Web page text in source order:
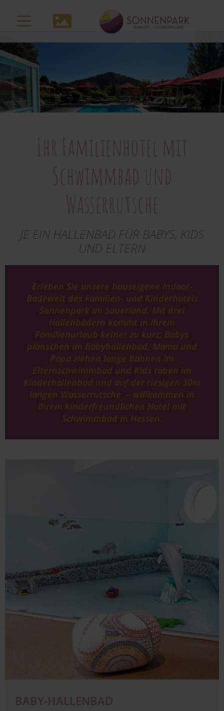
Inhalt
Media-
Ihr Familienhotel mit
Schwimmbad und
Wasserrutsche
JE EIN HALLENBAD FÜR BABYS, KIDS
UND ELTERN
Erleben Sie unsere hauseigene Indoor-
Badewelt des Familien- und Kinderhotels
Sonnenpark im Sauerland. Mit drei
Hallenbädern kommt in Ihrem
Familienurlaub keiner zu kurz: Babys
planschen im Babyhallenbad, Mama und
Papa ziehen lange Bahnen im
Elternschwimmbad und Kids toben im
Kinderhallenbad und auf der riesigen 30m
langen Wasserrutsche – willkommen in
Ihrem kinderfreundlichen Hotel mit
Schwimmbad in Hessen.
BABY-HALLENBAD